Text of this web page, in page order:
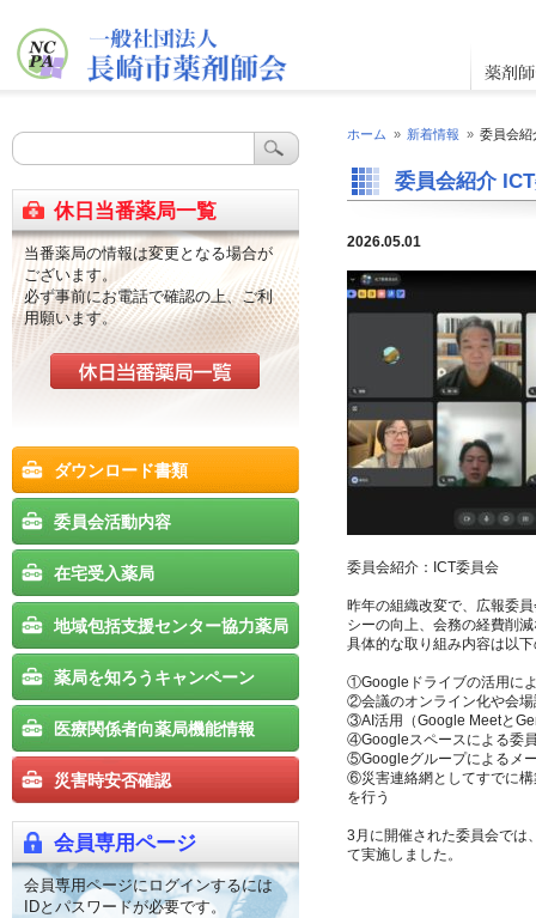
ホーム » 新着情報 » 委員会紹
委員会紹介
2026.05.01
委員会紹介：ICT委員会
昨年の組織改変で、広報委
シーの向上、会務の経費削
具体的な取り組み内容は以
①Googleドライブの活用に
②会議のオンライン化や会
③AI活用（Google Meetと
④Googleスペースによる委
⑤Googleグループによるメ
⑥災害連絡網としてすでに構
を行う
3月に開催された委員会では
て実施しました。
休日当番薬局一覧
当番薬局の情報は変更となる場合が
ございます。
必ず事前にお電話で確認の上、ご利
用願います。
ダウンロード書類
委員会活動内容
在宅受入薬局
地域包括支援センター協力薬局
薬局を知ろうキャンペーン
医療関係者向薬局機能情報
災害時安否確認
会員専用ページ
会員専用ページにログインするには
IDとパスワードが必要です。